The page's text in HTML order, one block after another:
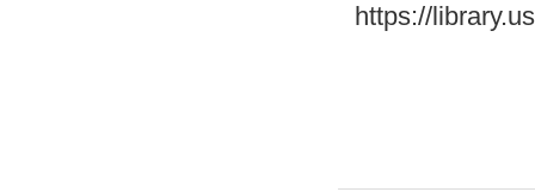
https://